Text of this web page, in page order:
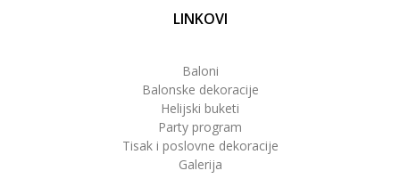
LINKOVI
Baloni
Balonske dekoracije
Helijski buketi
Party program
Tisak i poslovne dekoracije
Galerija